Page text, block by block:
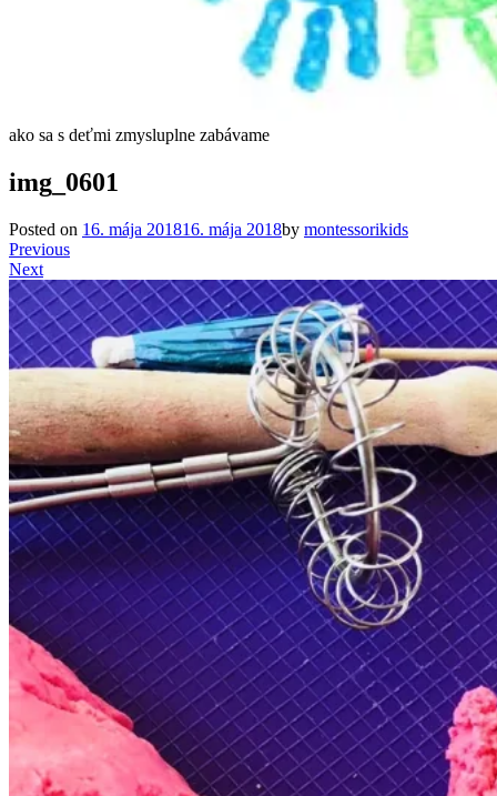
ako sa s deťmi zmysluplne zabávame
img_0601
Posted on 16. mája 201816. mája 2018by montessorikids
Previous
Next